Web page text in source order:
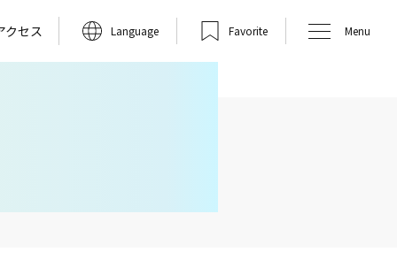
クセス Favorite
Language Menu